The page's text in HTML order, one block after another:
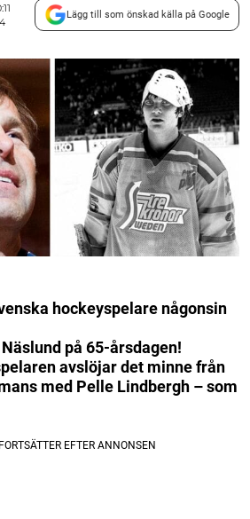
Lägg till som önskad källa på Google
hockeyspelare någonsin
på 65-årsdagen!
avslöjar det minne från
med Pelle Lindbergh – som